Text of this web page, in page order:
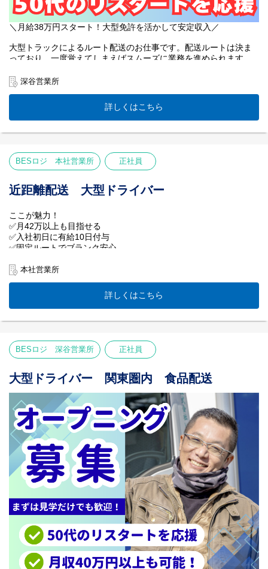
＜深谷営業所より＞
センター内は他社のスタッフとも仲が良く、
人柄のいいメンバーばかり。
温かい職場です！
＼月給38万円スタート！大型免許を活かして安定収入／
大型トラックによるルート配送のお仕事です。配送ルートは決ま
っており、一度覚えてしまえばスムーズに業務を進められます。
10tトラック、ウイング車、格納ゲート車などを使用します。
✅未経験でも月給38万円以上！
1年後には月給40万円も可能
✅ルート固定！
✅体への負担が少ない！
積み降ろしはカゴ台車・カーゴトラック使用◎
【仕事内容】
酒類・食品のルート配送をお任せします。配送先センターでの荷
10tウイング車・格納ゲート車で、決まった流れに沿って配送を行
います。
【ベテランにも選ばれる理由】
⇒まさかの時も安心！
40歳〜人間ドック無料
深谷営業所
詳しくはこちら
BESロジ 本社営業所 正社員
近距離配送 大型ドライバー
ここが魅力！
✅月42万以上も目指せる
✅入社初日に有給10日付与
✅固定ルートでブランク安心
【業務内容】
青果物を物流センターなどへ配送。
店舗別の簡単な仕分け作業と
検品作業も付随します。
積み降ろし：フォーク・ハンドフォーク
配送先：物流センター
＜シニア層も安心の環境＞
年齢で諦めてほしくないから、
長く働ける仕組みを整えています。
●50代・60代が現場の主役！
●最長68歳までの再雇用制度あり
●勤務日数の短縮も相談OK
＜休みやすさバツグン＞
希望休にも柔軟に対応します。
「しっかり稼ぎたいけど、家族との時間も大切にしたい」
そんな理想を当社で叶えませんか？
まずはお気軽にご応募ください♪
本社営業所
詳しくはこちら
BESロジ 深谷営業所 正社員
大型ドライバー 関東圏内 食品配送